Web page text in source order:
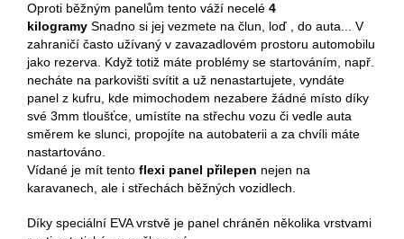
Oproti běžným panelům tento váží necelé 4
kilogramy Snadno si jej vezmete na člun, loď , do auta... V
zahraničí často užívaný v zavazadlovém prostoru automobilu
jako rezerva. Když totiž máte problémy se startováním, např.
necháte na parkovišti svítit a už nenastartujete, vyndáte
panel z kufru, kde mimochodem nezabere žádné místo díky
své 3mm tloušťce, umístíte na střechu vozu či vedle auta
směrem ke slunci, propojíte na autobaterii a za chvíli máte
nastartováno.
Vídané je mít tento flexi panel přilepen nejen na
karavanech, ale i střechách běžných vozidlech.
Díky speciální EVA vrstvě je panel chráněn několika vrstvami